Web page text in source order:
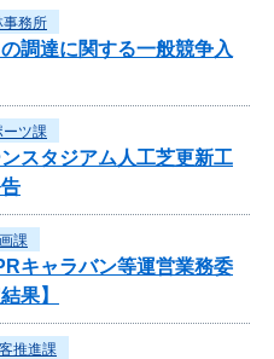
事務所
調達に関する一般競争入
ーツ課
スタジアム人工芝更新工
課
キャラバン等運営業務委
果】
推進課